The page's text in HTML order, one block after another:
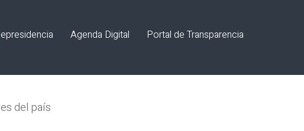
Agenda Digital Portal de Transparencia
del país